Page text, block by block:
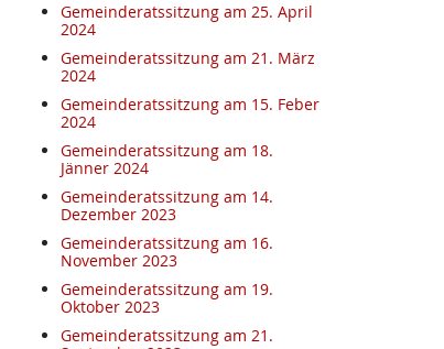
Gemeinderatssitzung am 25. April
2024
Gemeinderatssitzung am 21. März
2024
Gemeinderatssitzung am 15. Feber
2024
Gemeinderatssitzung am 18.
Jänner 2024
Gemeinderatssitzung am 14.
Dezember 2023
Gemeinderatssitzung am 16.
November 2023
Gemeinderatssitzung am 19.
Oktober 2023
Gemeinderatssitzung am 21.